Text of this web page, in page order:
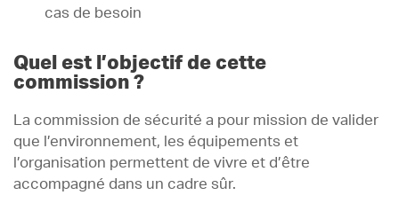
cas de besoin
Quel est l’objectif de cette
commission ?
La commission de sécurité a pour mission de valider
que l’environnement, les équipements et
l’organisation permettent de vivre et d’être
accompagné dans un cadre sûr.